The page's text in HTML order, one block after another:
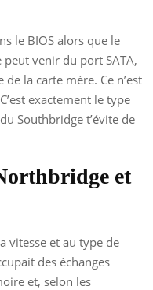
le BIOS alors que le
venir du port SATA,
la carte mère. Ce n’est
exactement le type
Southbridge t’évite de
et
vitesse et au type de
des échanges
et, selon les